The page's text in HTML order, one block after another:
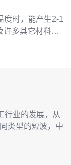
度时，能产生2-1
许多其它材料在
行业的发展，从
类型的短波，中